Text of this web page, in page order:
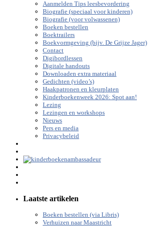
Aanmelden Tips leesbevordering
Biografie (speciaal voor kinderen)
Biografie (voor volwassenen)
Boeken bestellen
Boektrailers
Boekvormgeving (bijv. De Grijze Jager)
Contact
Digibordlessen
Digitale handouts
Downloaden extra materiaal
Gedichten (video’s)
Haakpatronen en kleurplaten
Kinderboekenweek 2026: Spot aan!
Lezing
Lezingen en workshops
Nieuws
Pers en media
Privacybeleid
Laatste artikelen
Boeken bestellen (via Libris)
Verhuizen naar Maastricht